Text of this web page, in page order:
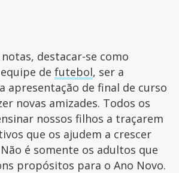
destacar-se como
de futebol, ser a
apresentação de final de curso
novas amizades. Todos os
nossos filhos a traçarem
que os ajudem a crescer
é somente os adultos que
propósitos para o Ano Novo.